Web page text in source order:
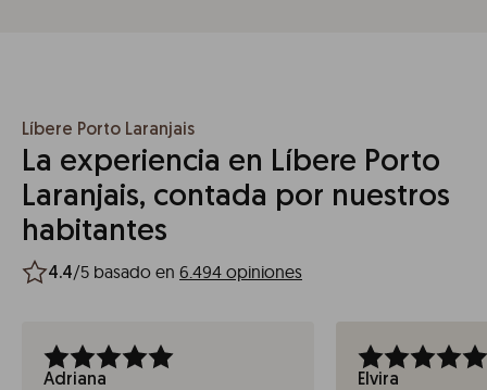
Líbere Porto Laranjais
La experiencia en Líbere Porto
Laranjais, contada por nuestros
habitantes
4.4/5 basado en 6.494 opiniones
Adriana Elvira